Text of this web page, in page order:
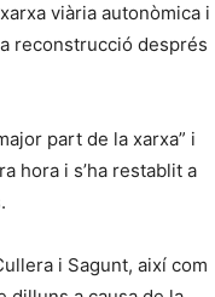
viària autonòmica i
reconstrucció després
part de la xarxa” i
hora i s’ha restablit a
i Sagunt, així com